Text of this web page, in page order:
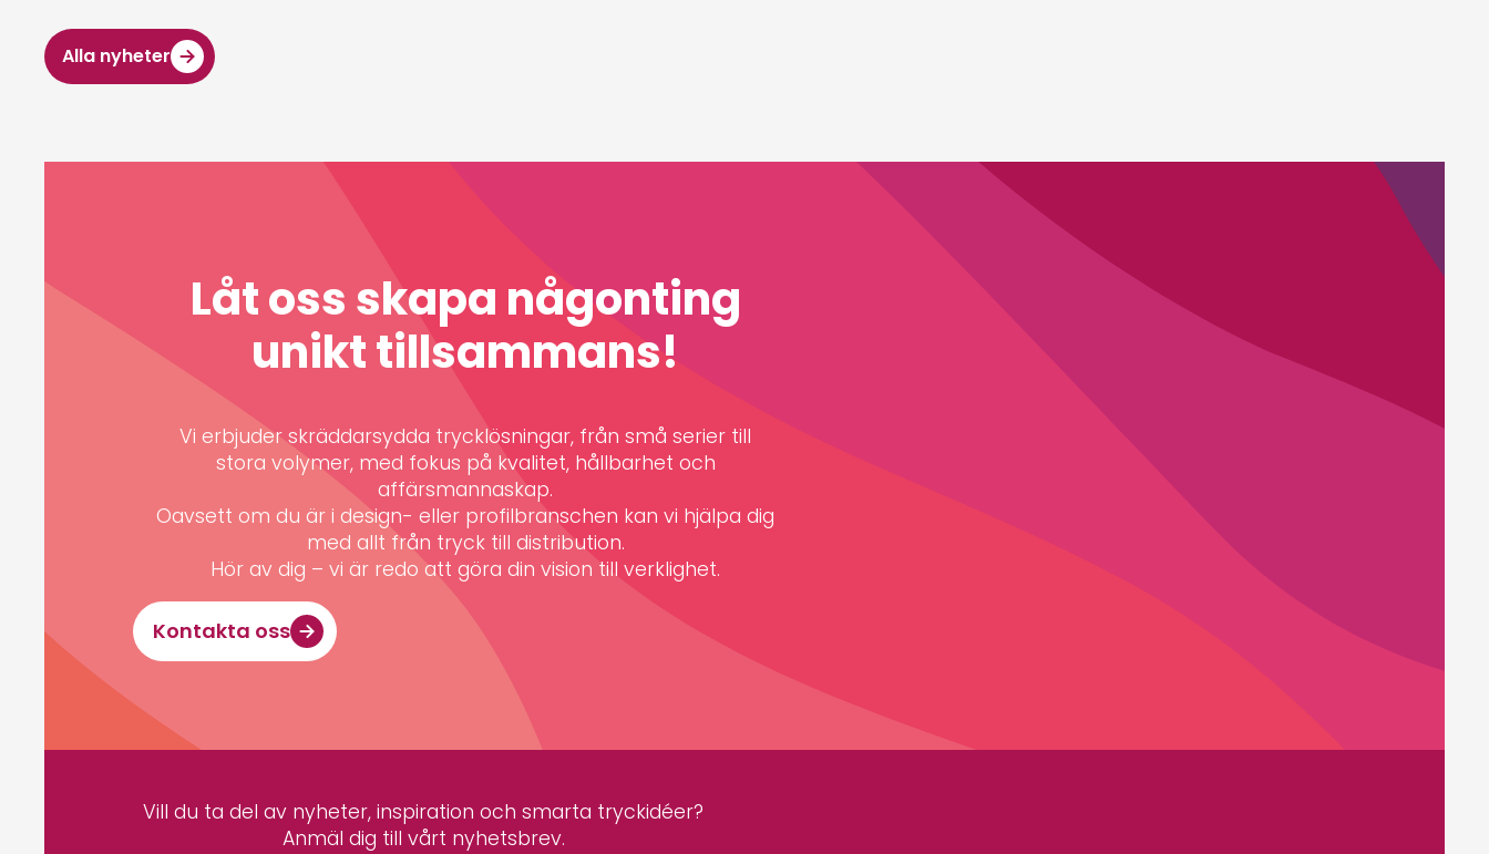
Alla nyheter
Låt oss skapa någonting
unikt tillsammans!
Vi erbjuder skräddarsydda trycklösningar, från små serier till
stora volymer, med fokus på kvalitet, hållbarhet och
affärsmannaskap.
Oavsett om du är i design- eller profilbranschen kan vi hjälpa dig
med allt från tryck till distribution.
Hör av dig – vi är redo att göra din vision till verklighet.
Kontakta oss
Vill du ta del av nyheter, inspiration och smarta tryckidéer?
Anmäl dig till vårt nyhetsbrev.